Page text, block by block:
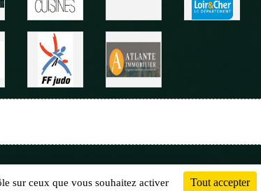
sur ceux que vous souhaitez activer Tout accepter